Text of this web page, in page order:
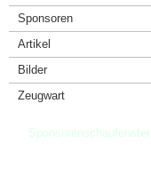
Sponsoren
Artikel
Bilder
Zeugwart
Sponsorenschaufenster